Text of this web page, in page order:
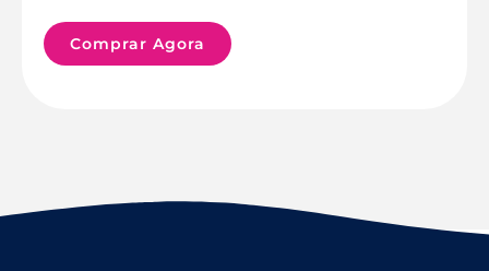
Comprar Agora